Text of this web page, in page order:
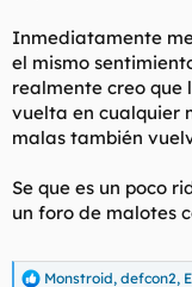
Inmediatamente
el mismo
realmente creo que
vuelta en cualquier
malas también
Se que es un poco
un foro de malotes
Monstroid, defcon2,